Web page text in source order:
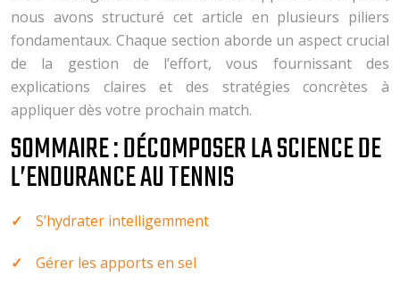
nous avons structuré cet article en plusieurs piliers
fondamentaux. Chaque section aborde un aspect crucial
de la gestion de l’effort, vous fournissant des
explications claires et des stratégies concrètes à
appliquer dès votre prochain match.
SOMMAIRE : DÉCOMPOSER LA SCIENCE DE
L’ENDURANCE AU TENNIS
S’hydrater intelligemment
Gérer les apports en sel